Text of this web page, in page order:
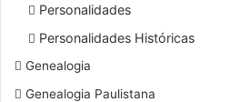
Personalidades
Personalidades Históricas
Genealogia
Genealogia Paulistana